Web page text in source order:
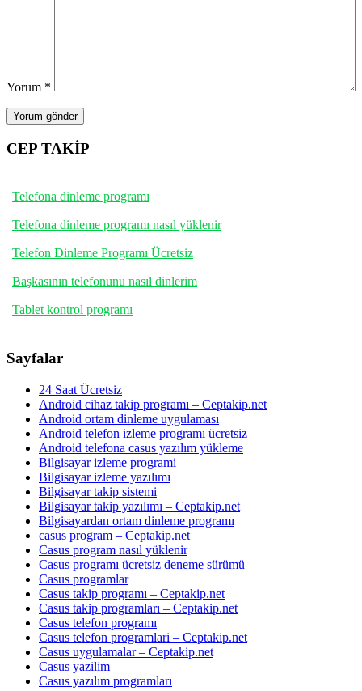
Yorum *
CEP TAKİP
Telefona dinleme programı
Telefona dinleme programı nasıl yüklenir
Telefon Dinleme Programı Ücretsiz
Başkasının telefonunu nasıl dinlerim
Tablet kontrol programı
Sayfalar
24 Saat Ücretsiz
Android cihaz takip programı – Ceptakip.net
Android ortam dinleme uygulaması
Android telefon izleme programı ücretsiz
Android telefona casus yazılım yükleme
Bilgisayar izleme programi
Bilgisayar izleme yazılımı
Bilgisayar takip sistemi
Bilgisayar takip yazılımı – Ceptakip.net
Bilgisayardan ortam dinleme programı
casus program – Ceptakip.net
Casus program nasıl yüklenir
Casus programı ücretsiz deneme sürümü
Casus programlar
Casus takip programı – Ceptakip.net
Casus takip programları – Ceptakip.net
Casus telefon programı
Casus telefon programlari – Ceptakip.net
Casus uygulamalar – Ceptakip.net
Casus yazilim
Casus yazılım programları